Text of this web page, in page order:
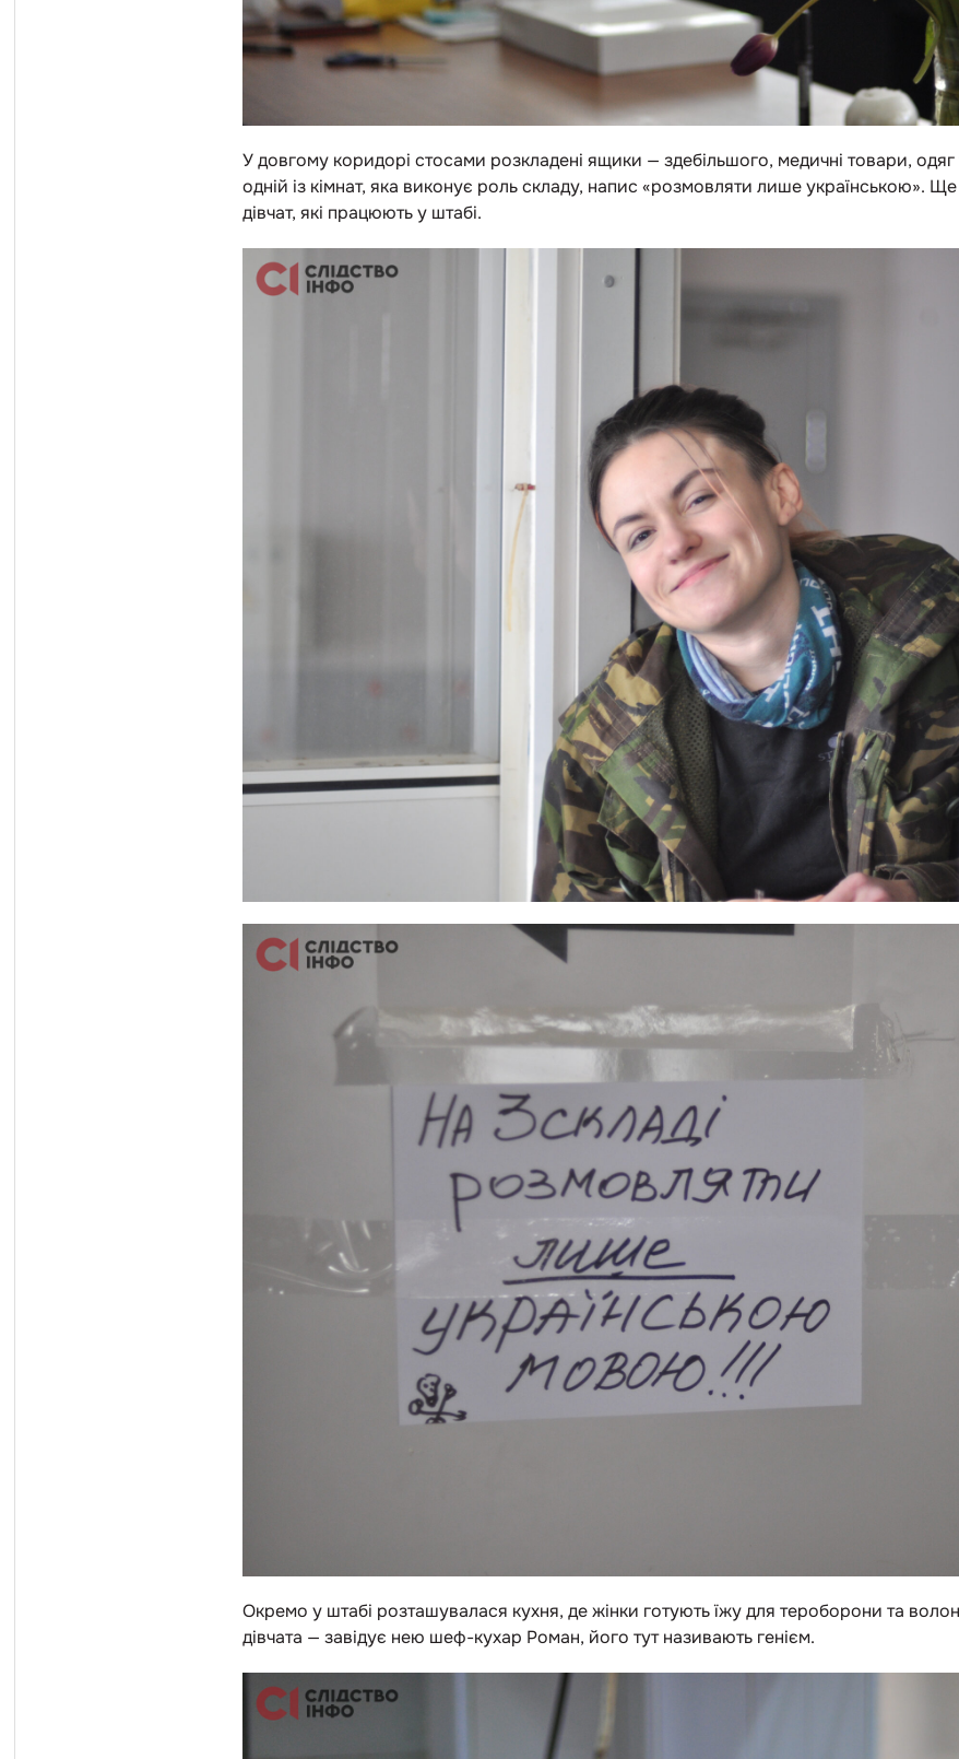
У довгому коридорі стосами розкладені ящики — здебільшого, медичні товари, одяг
одній із кімнат, яка виконує роль складу, напис «розмовляти лише українською».
дівчат, які працюють у штабі.
Окремо у штабі розташувалася кухня, де жінки готують їжу для тероборони та
дівчата — завідує нею шеф-кухар Роман, його тут називають генієм.